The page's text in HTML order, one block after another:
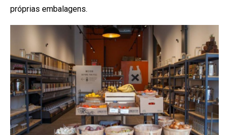
próprias embalagens.